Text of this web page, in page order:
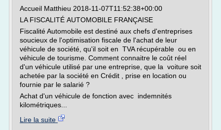
Accueil Matthieu 2018-11-07T11:52:38+00:00
LA FISCALITÉ AUTOMOBILE FRANÇAISE
Fiscalité Automobile est destiné aux chefs d'entreprises
soucieux de l'optimisation fiscale de l'achat de leur
véhicule de société, qu'il soit en TVA récupérable ou en
véhicule de tourisme. Comment connaitre le coût réel
d'un véhicule utilisé par une entreprise, que la voiture soit
achetée par la société en Crédit , prise en location ou
fournie par le salarié ?
Achat d'un véhicule de fonction avec indemnités
kilométriques...
Lire la suite